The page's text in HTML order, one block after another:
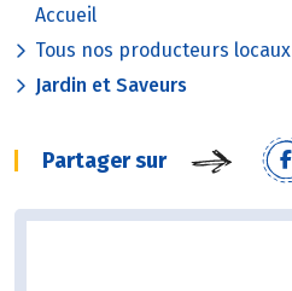
Accueil
Tous nos producteurs locaux
Jardin et Saveurs
Partager sur